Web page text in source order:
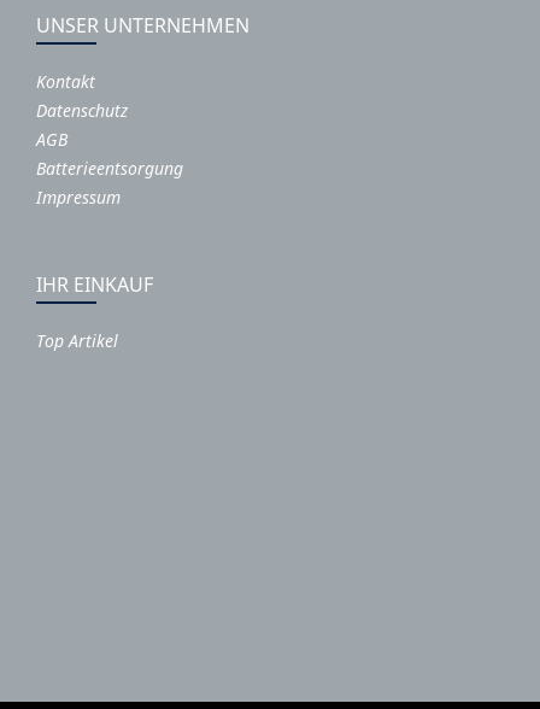
UNSER UNTERNEHMEN
Kontakt
Datenschutz
AGB
Batterieentsorgung
Impressum
IHR EINKAUF
Top Artikel